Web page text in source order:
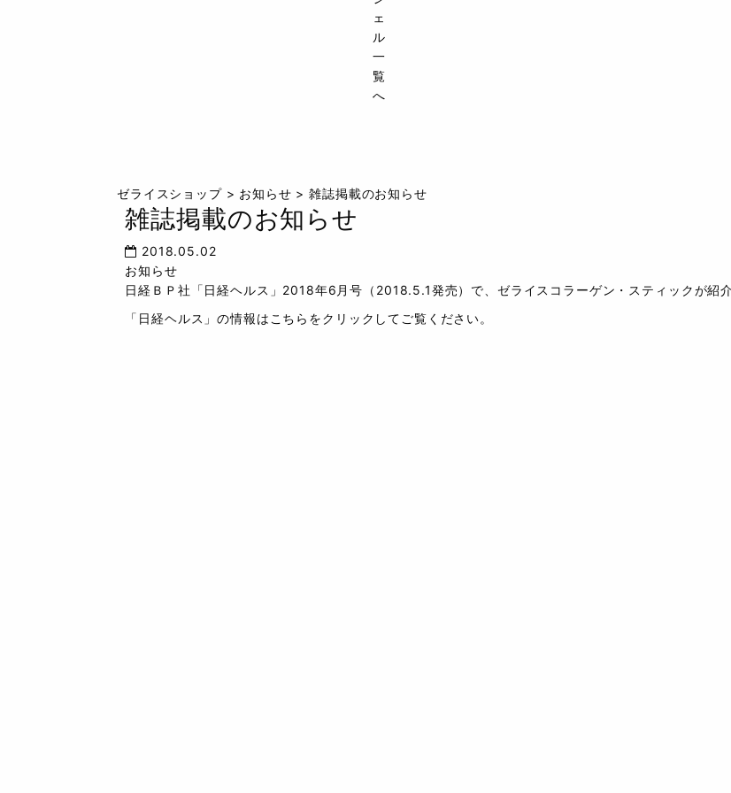
ェ
ル
一
覧
へ
ゼライスショップ> お知らせ >雑誌掲載のお知らせ
雑誌掲載のお知らせ
2018.05.02
お知らせ
日経ＢＰ社「日経ヘルス」2018年6月号（2018.5.1発売）で、ゼライスコラーゲン・スティックが紹介
「日経ヘルス」の情報は こちら をクリックしてご覧ください。